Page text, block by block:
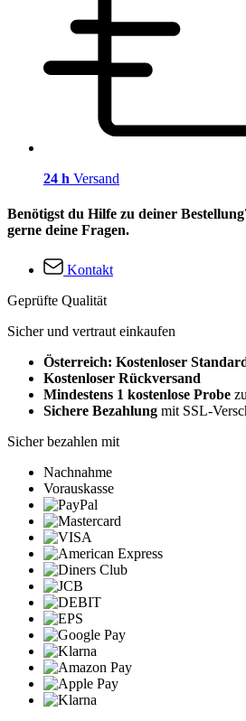
24 h Versand
Benötigst du Hilfe zu deiner
gerne deine Fragen.
Kontakt
Geprüfte Qualität
Sicher und vertraut einkaufen
Österreich: Kostenloser
Kostenloser Rückversand
Mindestens 1 kostenlose Probe
Sichere Bezahlung mit SSL-
Sicher bezahlen mit
Nachnahme
Vorauskasse